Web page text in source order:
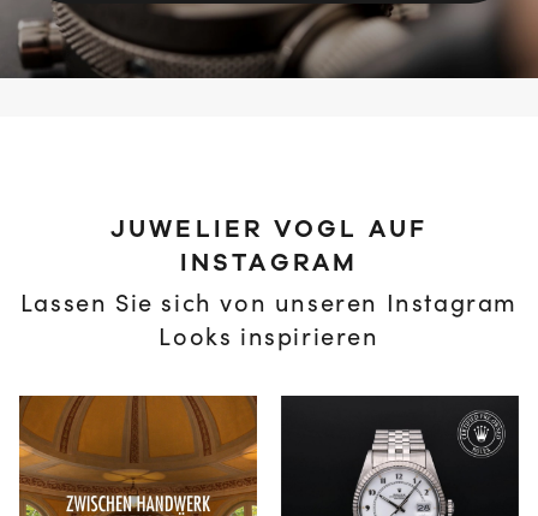
JUWELIER VOGL AUF
INSTAGRAM
Lassen Sie sich von unseren Instagram
Looks inspirieren